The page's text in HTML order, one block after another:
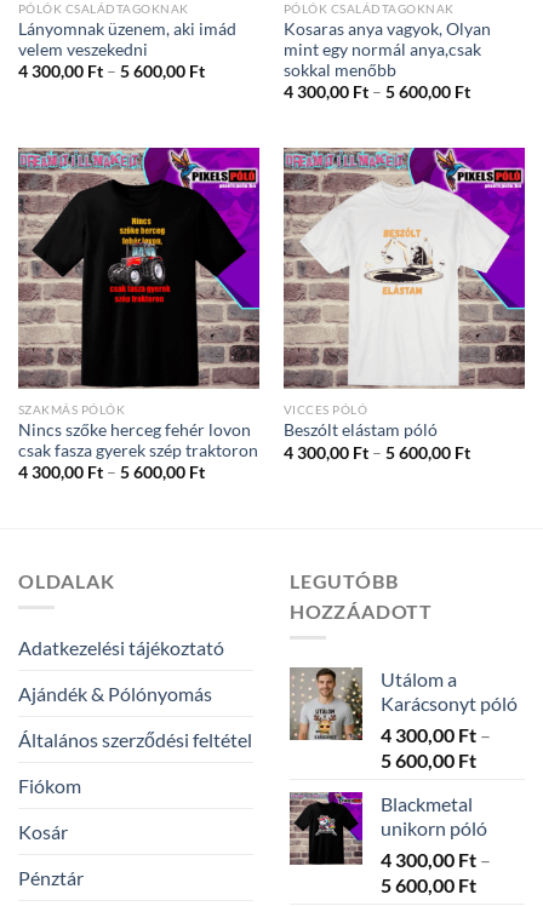
PÓLÓK CSALÁDTAGOKNAK
Lányomnak üzenem, aki imád
velem veszekedni
4 300,00 Ft – 5 600,00 FtÁrtartomány:
600,00 Ft
PÓLÓK CSALÁDTAGOKNAK
Kosaras anya vagyok, Olyan
mint egy normál anya,csak
sokkal menőbb
4 300,00 Ft – 5 600,00 Ft
5
600,00 Ft
SZAKMÁS PÓLÓK
Nincs szőke herceg fehér lovon
csak fasza gyerek szép traktoron
4 300,00 Ft – 5 600,00 FtÁrtartomány:
VICCES PÓLÓ
Beszólt elástam póló
4 300,00 Ft – 5 600,00 Ft
OLDALAK
Adatkezelési tájékoztató
Ajándék & Pólónyomás
Általános szerződési feltétel
Fiókom
Kosár
Pénztár
LEGUTÓBB
HOZZÁADOTT
Utálom a
Karácsonyt póló
4 300,00 Ft –
5 600,00 Ft
-
5
600,00
Blackmetal
unikorn póló
4 300,00 Ft –
5 600,00 Ft